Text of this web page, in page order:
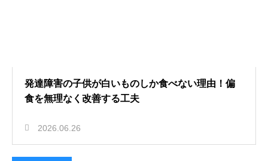
発達障害の子供が白いものしか食べない理由！偏
食を無理なく改善する工夫
2026.06.26